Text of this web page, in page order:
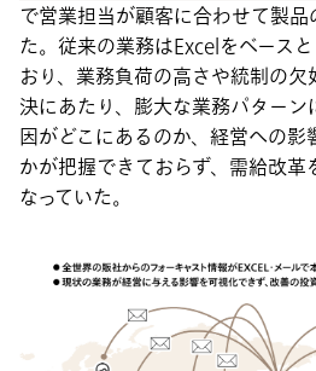
で営業担当が顧客に合わせて製
た。従来の業務はExcelをベース
おり、業務負荷の高さや統制の
決にあたり、膨大な業務パター
因がどこにあるのか、経営への
かが把握できておらず、需給改革
なっていた。